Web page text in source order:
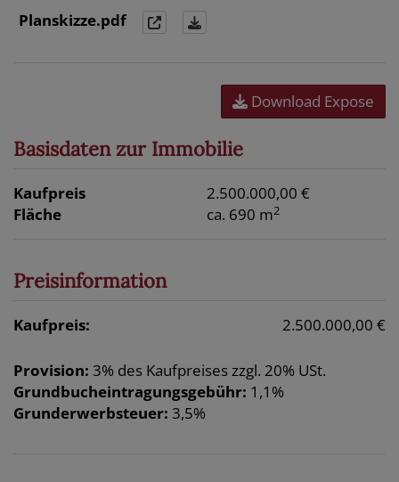
Planskizze.pdf
Download Expose
Basisdaten zur Immobilie
Kaufpreis
2.500.000,00 €
Fläche
ca. 690 m2
Preisinformation
Kaufpreis: 2.500.000,00 €
Provision: 3% des Kaufpreises zzgl. 20% USt.
Grundbucheintragungsgebühr: 1,1%
Grunderwerbsteuer: 3,5%